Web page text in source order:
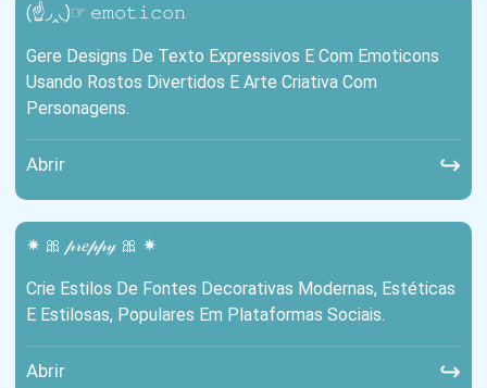
(☝◞‸◟)☞ 𝚎𝚖𝚘𝚝𝚒𝚌𝚘𝚗
Gere Designs De Texto Expressivos E Com Emoticons
Usando Rostos Divertidos E Arte Criativa Com
Personagens.
Abrir ↪
✷ 🎀 𝓅𝓇𝑒𝓅𝓅𝓎 🎀 ✷
Crie Estilos De Fontes Decorativas Modernas, Estéticas
E Estilosas, Populares Em Plataformas Sociais.
Abrir ↪